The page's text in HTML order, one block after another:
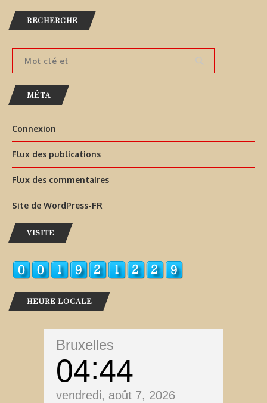
RECHERCHE
MÉTA
Connexion
Flux des publications
Flux des commentaires
Site de WordPress-FR
VISITE
HEURE LOCALE
Bruxelles
04 44
vendredi, août 7, 2026